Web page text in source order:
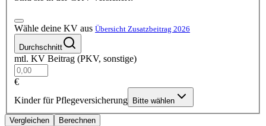
Wähle deine KV aus Übersicht Zusatzbeitrag 2026
Durchschnitt
mtl. KV Beitrag (PKV, sonstige)
€
Kinder für Pflegeversicherung
Bitte wählen
Vergleichen
Berechnen